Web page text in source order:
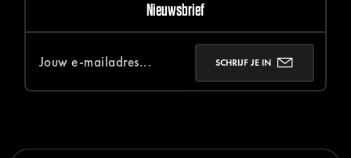
Nieuwsbrief
SCHRIJF JE IN